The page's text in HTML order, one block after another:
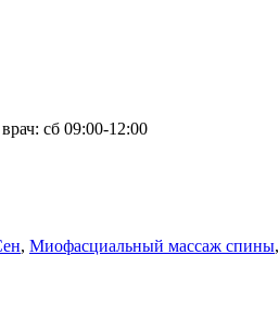
сб 09:00-12:00
, Миофасциальный массаж спины,